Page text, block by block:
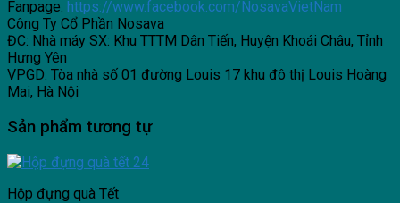
Fanpage: https://www.facebook.com/NosavaVietNam
Công Ty Cổ Phần Nosava
ĐC: Nhà máy SX: Khu TTTM Dân Tiến, Huyện Khoái Châu, Tỉnh
Hưng Yên
VPGD: Tòa nhà số 01 đường Louis 17 khu đô thị Louis Hoàng
Mai, Hà Nội
Sản phẩm tương tự
Hộp đựng quà Tết